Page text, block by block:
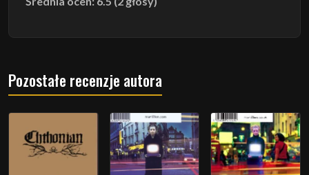
Pozostałe recenzje autora